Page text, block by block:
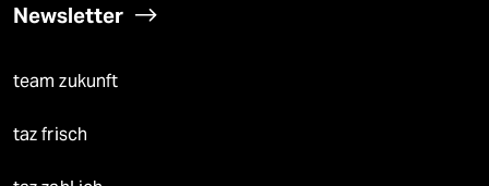
Newsletter
team zukunft
taz frisch